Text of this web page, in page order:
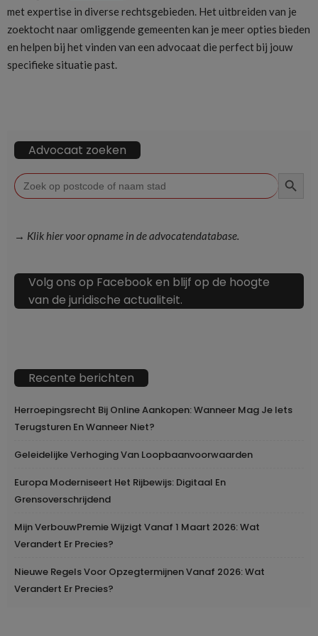
met expertise in diverse rechtsgebieden. Het uitbreiden van je
zoektocht naar omliggende gemeenten kan je meer opties bieden
en helpen bij het vinden van een advocaat die perfect bij jouw
specifieke situatie past.
Advocaat zoeken
Zoek
naar:
→ Klik hier voor opname in de advocatendatabase.
Volg ons op Facebook en blijf op de hoogte
van de juridische actualiteit.
Recente berichten
Herroepingsrecht Bij Online Aankopen: Wanneer Mag Je Iets
Terugsturen En Wanneer Niet?
Geleidelijke Verhoging Van Loopbaanvoorwaarden
Europa Moderniseert Het Rijbewijs: Digitaal En
Grensoverschrijdend
Mijn VerbouwPremie Wijzigt Vanaf 1 Maart 2026: Wat
Verandert Er Precies?
Nieuwe Regels Voor Opzegtermijnen Vanaf 2026: Wat
Verandert Er Precies?